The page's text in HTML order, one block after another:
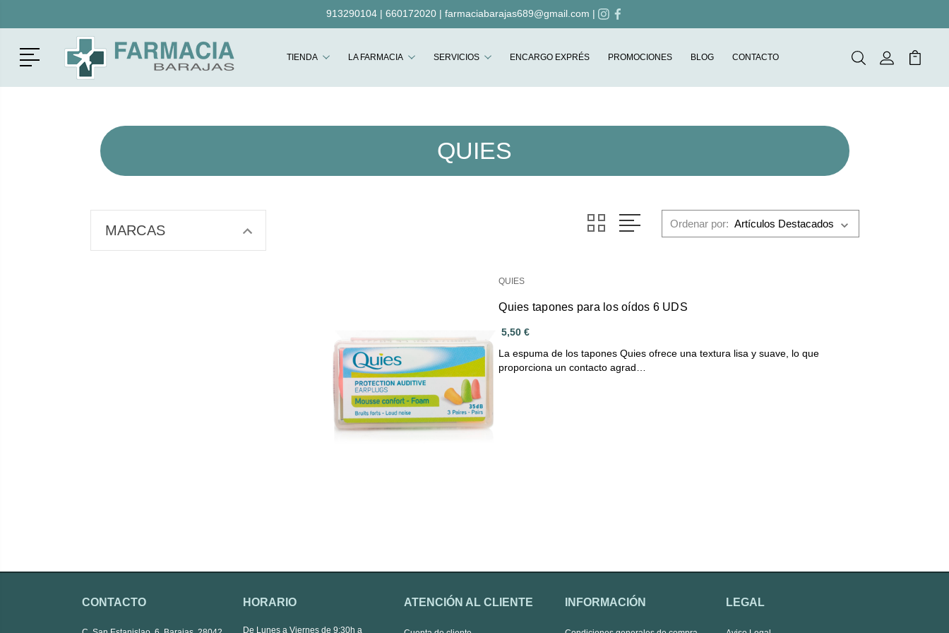
913290104| 660172020| farmaciabarajas689@gmail.com |
Menú TIENDA LA FARMACIA SERVICIOS ENCARGO EXPRÉS PROMOCIONES BLOG CONTACTO BuscarMi Cuenta
Mi
QUIES
MARCAS Ordenar por:
QUIES
Quies tapones para los oídos 6 UDS
5,50 €
La espuma de los tapones Quies ofrece una textura lisa y suave, lo que
proporciona un contacto agrad…
CONTACTO HORARIO
De Lunes a Viernes de 9:30h a
ATENCIÓN AL CLIENTE INFORMACIÓN LEGAL